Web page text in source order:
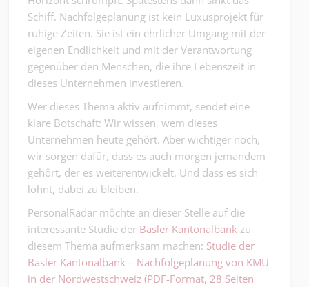
Schiff. Nachfolgeplanung ist kein Luxusprojekt für
ruhige Zeiten. Sie ist ein ehrlicher Umgang mit der
eigenen Endlichkeit und mit der Verantwortung
gegenüber den Menschen, die ihre Lebenszeit in
dieses Unternehmen investieren.
Wer dieses Thema aktiv aufnimmt, sendet eine
klare Botschaft: Wir wissen, wem dieses
Unternehmen heute gehört. Aber wichtiger noch,
wir sorgen dafür, dass es auch morgen jemandem
gehört, der es weiterentwickelt. Und dass es sich
lohnt, dabei zu bleiben.
PersonalRadar möchte an dieser Stelle auf die
interessante Studie der Basler Kantonalbank zu
diesem Thema aufmerksam machen: Studie der
Basler Kantonalbank – Nachfolgeplanung von KMU
in der Nordwestschweiz (PDF-Format, 28 Seiten